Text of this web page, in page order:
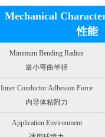
Mechanical
性能
Minimum Bending Radius
最小弯曲半径
Inner Conductor Adhesion Force
内导体粘附力
Application Environment